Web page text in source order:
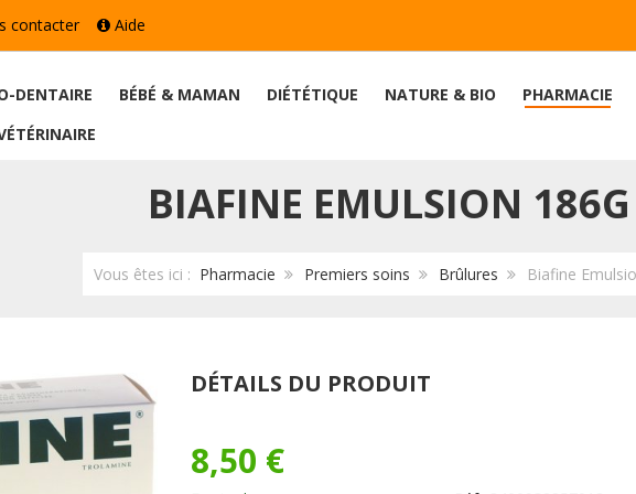
contacter Aide
DENTAIRE BÉBÉ & MAMAN DIÉTÉTIQUE NATURE & BIO PHARMACIE
BIAFINE EMULSION 186G
Vous êtes ici : Pharmacie Premiers soins Brûlures Biafine
DÉTAILS DU PRODUIT
8,50 €